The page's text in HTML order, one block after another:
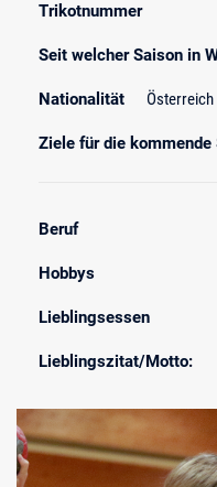
Trikotnummer
Seit welcher Saison in
Nationalität Österreich
Ziele für die kommende
Beruf
Hobbys
Lieblingsessen
Lieblingszitat/Motto: